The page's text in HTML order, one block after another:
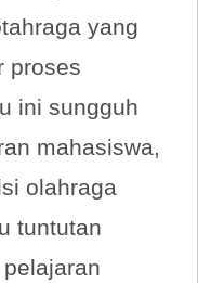
yang
proses
ini sungguh
mahasiswa,
olahraga
tuntutan